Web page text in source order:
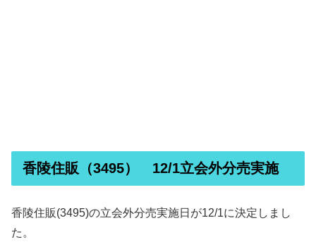
香陵住販（3495） 12/1立会外分売実施
香陵住販(3495)の立会外分売実施日が12/1に決定しまし
た。